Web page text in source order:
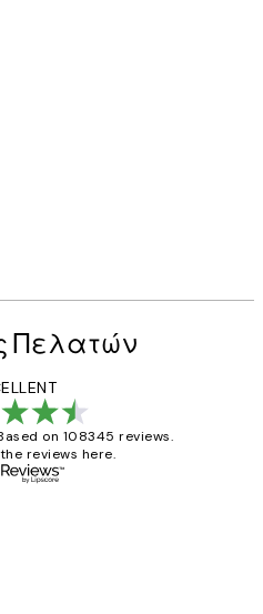
Πελατών
on 108345 reviews.
reviews here.